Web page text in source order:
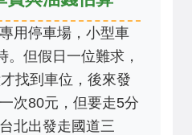
用停車場，小型車
。但假日一位難求，
找到車位，後來發
次80元，但要走5分
北出發走國道三